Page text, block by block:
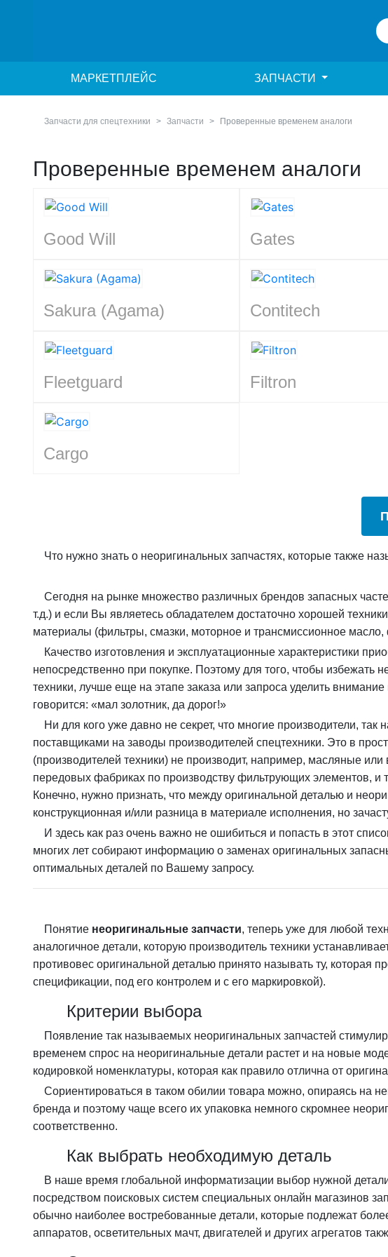
МАРКЕТПЛЕЙС ЗАПЧАСТИ
Запчасти для спецтехники Запчасти Проверенные временем аналоги
Проверенные временем аналоги
Good Will Gates
Sakura (Agama) Contitech
Fleetguard Filtron
Cargo
Что нужно знать о неоригинальных запчастях, которые также
Сегодня на рынке множество различных брендов запасных
т.д.) и если Вы являетесь обладателем достаточно хорошей
материалы (фильтры, смазки, моторное и трансмиссионное масло,
Качество изготовления и эксплуатационные характеристики
непосредственно при покупке. Поэтому для того, чтобы избежать
техники, лучше еще на этапе заказа или запроса уделить
говорится: «мал золотник, да дорог!»
Ни для кого уже давно не секрет, что многие производители,
поставщиками на заводы производителей спецтехники. Это в
(производителей техники) не производит, например, масляные
передовых фабриках по производству фильтрующих элементов, и
Конечно, нужно признать, что между оригинальной деталью и
конструкционная и/или разница в материале исполнения, но
И здесь как раз очень важно не ошибиться и попасть в этот
многих лет собирают информацию о заменах оригинальных
оптимальных деталей по Вашему запросу.
Понятие неоригинальные запчасти, теперь уже для любой
аналогичное детали, которую производитель техники
противовес оригинальной деталью принято называть ту, которая
спецификации, под его контролем и с его маркировкой).
Критерии выбора
Появление так называемых неоригинальных запчастей
временем спрос на неоригинальные детали растет и на новые
кодировкой номенклатуры, которая как правило отлична от
Сориентироваться в таком обилии товара можно, опираясь на
бренда и поэтому чаще всего их упаковка немного скромнее
соответственно.
Как выбрать необходимую деталь
В наше время глобальной информатизации выбор нужной
посредством поисковых систем специальных онлайн магазинов
обычно наиболее востребованные детали, которые подлежат
аппаратов, осветительных мачт, двигателей и других агрегатов